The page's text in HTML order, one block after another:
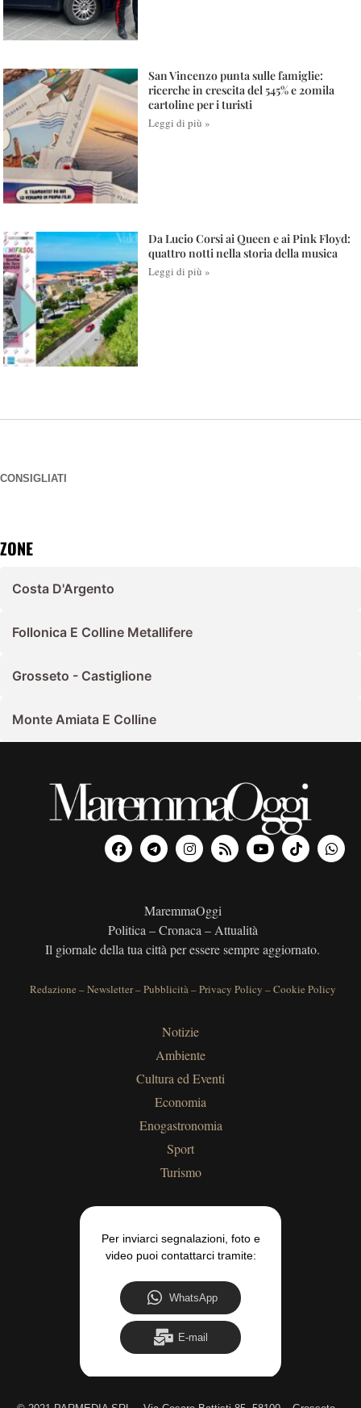
San Vincenzo punta sulle famiglie:
ricerche in crescita del 545% e 20mila
cartoline per i turisti
Leggi di più »
Da Lucio Corsi ai Queen e ai Pink Floyd:
quattro notti nella storia della musica
Leggi di più »
CONSIGLIATI
ZONE
Costa D'Argento
Follonica E Colline Metallifere
Grosseto - Castiglione
Monte Amiata E Colline
MaremmaOggi
Politica – Cronaca – Attualità
Il giornale della tua città per essere sempre aggiornato.
Redazione –Newsletter–Pubblicità–Privacy Policy –Cookie Policy
Notizie
Ambiente
Cultura ed Eventi
Economia
Enogastronomia
Sport
Turismo
Per inviarci segnalazioni, foto e
video puoi contattarci tramite:
WhatsApp
E-mail